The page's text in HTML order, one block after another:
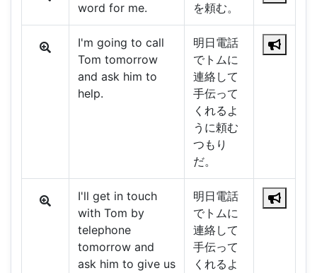
word for me.
を頼む。
I'm going to call
Tom tomorrow
and ask him to
help.
明日電話
でトムに
連絡して
手伝って
くれるよ
うに頼む
つもり
だ。
I'll get in touch
with Tom by
telephone
tomorrow and
ask him to give us
明日電話
でトムに
連絡して
手伝って
くれるよ